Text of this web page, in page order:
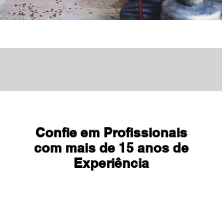
Confie em Profissionais
com mais de 15 anos de
Experiência